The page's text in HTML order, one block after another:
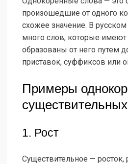
произошедшие от одного
схожее значение. В
много слов, которые
образованы от него путем
приставок, суффиксов или
Примеры
существительных
1. Рост
Существительное — росток,